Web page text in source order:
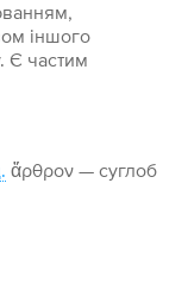
іншого
Є частим
ἄρθρον — суглоб